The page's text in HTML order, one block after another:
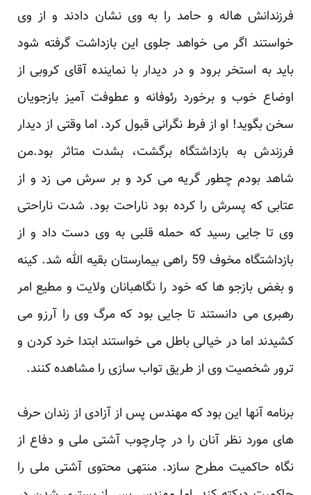
فرزندانش هاله و حامد را به وی نشان دادند و از وی
خواستند اگر می خواهد جلوی این بازداشت گرفته شود
باید به استخر برود و در دیدار با نماینده آقای کروبی از
اوضاع خوب و برخورد رئوفانه و عطوفت آمیز بازجویان
سخن بگوید! او از فرط نگرانی قبول کرد. اما وقتی از دیدار
فرزندش به بازداشتگاه برگشت، بشدت متاثر بود.من
شاهد بودم چطور گریه می کرد و بر سرش می زد و از
عتابی که پسرش را کرده بود ناراحت بود. شدت ناراحتی
وی تا جایی رسید که حمله قلبی به وی دست داد و از
بازداشتگاه مخوف 59 راهی بیمارستان بقیه الله شد. کینه
و بغض بازجو ها که خود را نگاهبانان ولایت و مطیع امر
رهبری می دانستند تا جایی بود که مرگ وی را آرزو می
کشیدند اما در خیالی باطل می خواستند ابتدا خرد کردن و
ترور شخصیت وی از طریق تواب سازی را مشاهده کنند.
برنامه آنها این بود که مهندس پس از آزادی از زندان حرف
های مورد نظر آنان را در چارچوب آشتی ملی و دفاع از
نگاه حاکمیت مطرح سازد. منتهی محتوی آشتی ملی را